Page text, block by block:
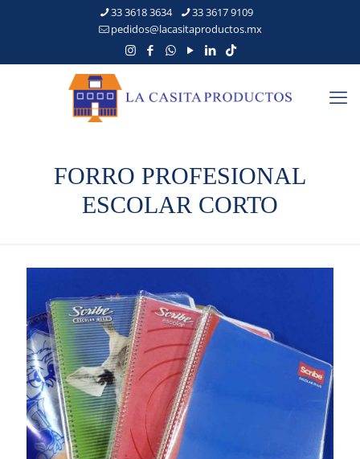
33 3618 3634
33 3617 9109
pedidos@lacasitaproductos.mx
FORRO PROFESIONAL
ESCOLAR CORTO